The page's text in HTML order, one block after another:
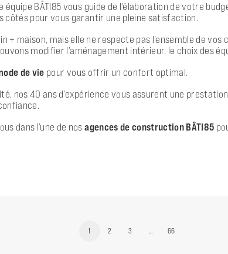
BÂTI85 vous guide de l’élaboration de votre
pour vous garantir une pleine satisfaction.
+ maison, mais elle ne respecte pas l’ensemble de vos
modifier l’aménagement intérieur, le choix des
de vie pour vous offrir un confort optimal.
40 ans d’expérience vous assurent une
dans l’une de nosagences de construction BÂTI85
1 2 3 … 66